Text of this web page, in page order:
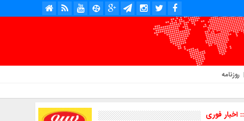
روزنامه
:: اخبار فوری